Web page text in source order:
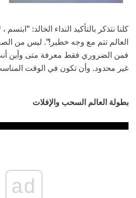
كلنا نتذكر بالتأكيد النداء الخالد:
العالم تتم مع وجه خطير!". ليس من
فمن الضروري فقط معرفة متى وأين
غير محدود. وأن تكون في الوقت
بطولة العالم السحب والإفلات
ad